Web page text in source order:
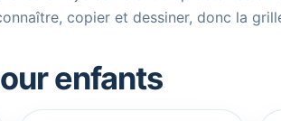
copier et dessiner, donc la
enfants